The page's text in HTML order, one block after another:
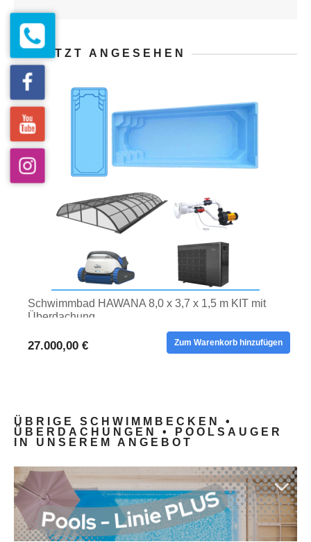
ZULETZT ANGESEHEN
Schwimmbad HAWANA 8,0 x 3,7 x 1,5 m KIT mit
Überdachung
27.000,00 € Zum Warenkorb hinzufügen
ÜBRIGE SCHWIMMBECKEN •
ÜBERDACHUNGEN • POOLSAUGER
IN UNSEREM ANGEBOT